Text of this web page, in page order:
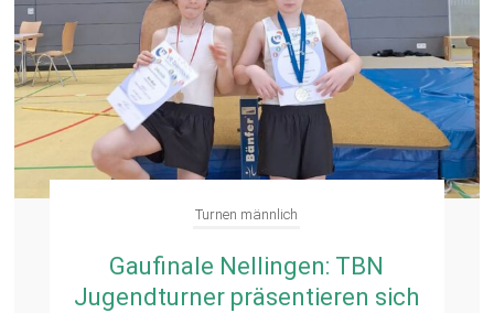
Turnen männlich
Gaufinale Nellingen: TBN
Jugendturner präsentieren sich